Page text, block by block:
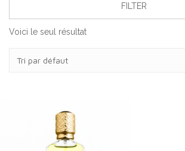
FILTER
Voici le seul résultat